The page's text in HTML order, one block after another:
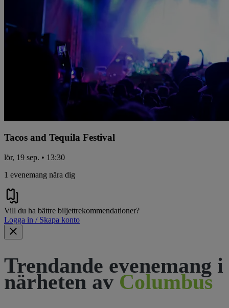
Tacos and Tequila Festival
lör, 19 sep. • 13:30
1 evenemang nära dig
Vill du ha bättre biljettrekommendationer?
Logga in / Skapa konto
Trendande evenemang i
närheten av Columbus